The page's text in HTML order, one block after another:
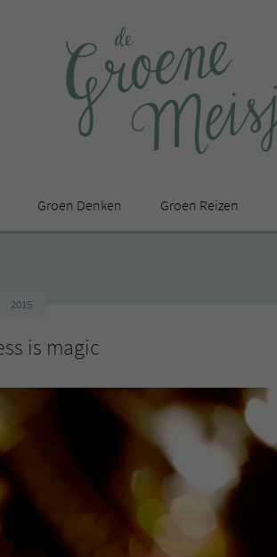
Groen Denken Groen Reizen
2015
is magic